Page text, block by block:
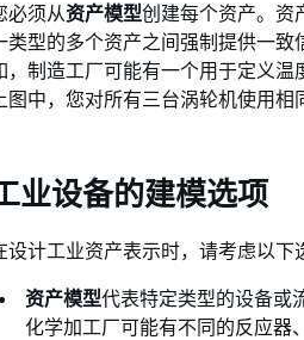
必须从资产模型创建每个资产。资
类型的多个资产之间强制提供一致
，制造工厂可能有一个用于定义
图中，您对所有三台涡轮机使用相
业设备的建模选项
设计工业资产表示时，请考虑以下
资产模型代表特定类型的设备或
化学加工厂可能有不同的反应器